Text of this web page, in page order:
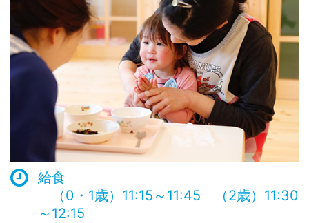
給食
（0・1歳）11:15～11:45 （2歳）11:30
～12:15